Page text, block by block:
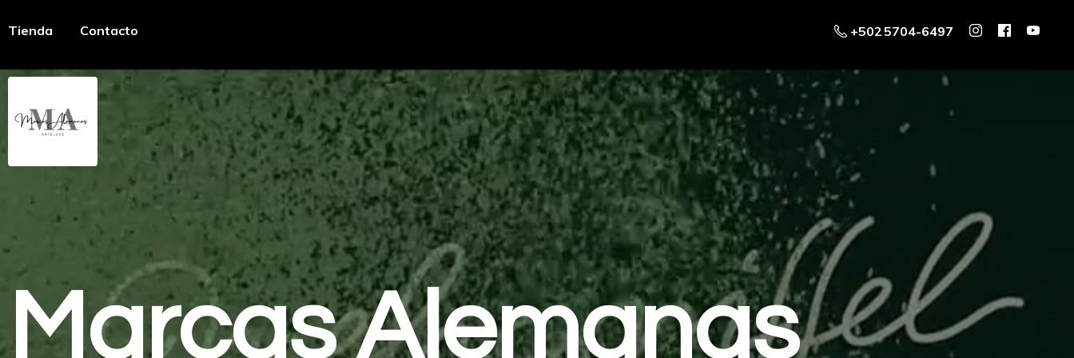
Tienda Contacto +502 5704-6497
MarcasAlemanas